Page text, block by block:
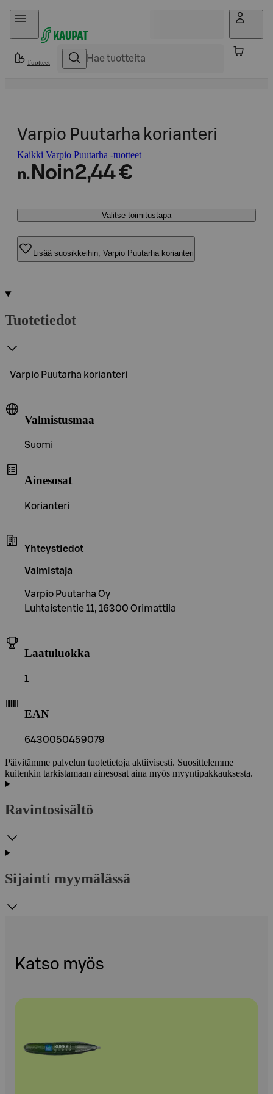
Hyppää sisältöön
Tuotteet
Varpio Puutarha korianteri
Kaikki Varpio Puutarha -tuotteet
n. Noin2,44 €
Valitse toimitustapa
Lisää suosikkeihin, Varpio Puutarha korianteri
Tuotetiedot
Varpio Puutarha korianteri
Valmistusmaa
Suomi
Ainesosat
Korianteri
Yhteystiedot
Valmistaja
Varpio Puutarha Oy
Luhtaistentie 11, 16300 Orimattila
Laatuluokka
1
EAN
6430050459079
Päivitämme palvelun tuotetietoja aktiivisesti. Suosittelemme
kuitenkin tarkistamaan ainesosat aina myös myyntipakkauksesta.
Ravintosisältö
Sijainti myymälässä
Katso myös